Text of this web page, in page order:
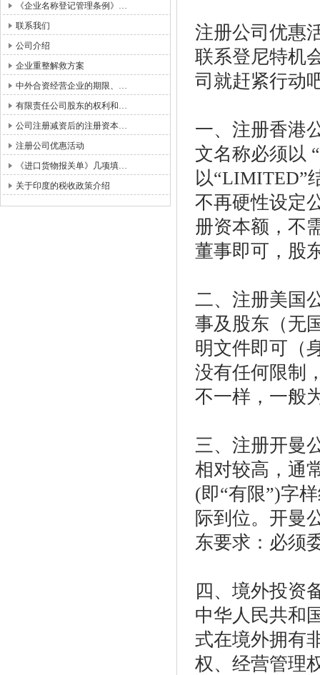
《企业名称登记管理条例》…
联系我们
公司介绍
企业重整解救方案
中外合资经营企业的期限、…
有限责任公司股东的权利和…
公司注册减资后的注册资本…
注册公司优惠活动
《进口货物报关单》几项填…
关于印度的税收政策介绍
注册公司优惠
联系登尼特机
司就赶紧行动
一、注册香港
文名称必须以
以“LIMITED”
不再硬性设定
册资本额，不
董事即可，股
二、注册美国
事及股东（无
明文件即可（
没有任何限制
不一样，一般
三、注册开曼
相对较高，通
(即“有限”)字
际到位。开曼
东要求：必须
四、境外投资
中华人民共和
式在境外拥有
权、经营管理